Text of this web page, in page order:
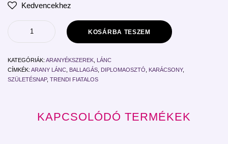
Kedvencekhez
KOSÁRBA TESZEM
KATEGÓRIÁK: ARANYÉKSZEREK LÁNC
CÍMKÉK: ARANY LÁNC BALLAGÁS DIPLOMAOSZTÓ KARÁCSONY,
SZÜLETÉSNAP, TRENDI FIATALOS
KAPCSOLÓDÓ TERMÉKEK